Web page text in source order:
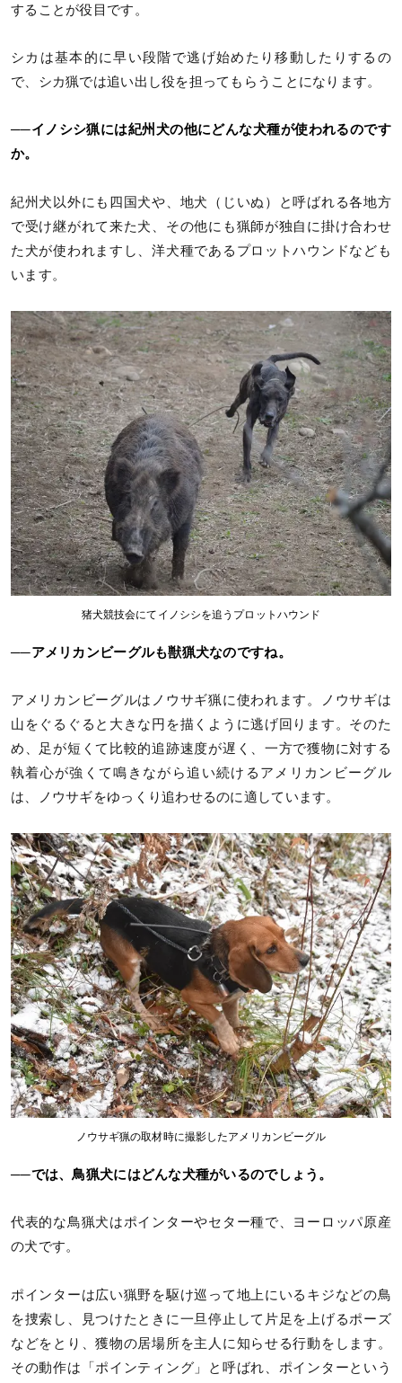
することが役目です。
シカは基本的に早い段階で逃げ始めたり移動したりするの
で、シカ猟では追い出し役を担ってもらうことになります。
──イノシシ猟には紀州犬の他にどんな犬種が使われるのです
か。
紀州犬以外にも四国犬や、地犬（じいぬ）と呼ばれる各地方
で受け継がれて来た犬、その他にも猟師が独自に掛け合わせ
た犬が使われますし、洋犬種であるプロットハウンドなども
います。
猪犬競技会にてイノシシを追うプロットハウンド
──アメリカンビーグルも獣猟犬なのですね。
アメリカンビーグルはノウサギ猟に使われます。ノウサギは
山をぐるぐると大きな円を描くように逃げ回ります。そのた
め、足が短くて比較的追跡速度が遅く、一方で獲物に対する
執着心が強くて鳴きながら追い続けるアメリカンビーグル
は、ノウサギをゆっくり追わせるのに適しています。
ノウサギ猟の取材時に撮影したアメリカンビーグル
──では、鳥猟犬にはどんな犬種がいるのでしょう。
代表的な鳥猟犬はポインターやセター種で、ヨーロッパ原産
の犬です。
ポインターは広い猟野を駆け巡って地上にいるキジなどの鳥
を捜索し、見つけたときに一旦停止して片足を上げるポーズ
などをとり、獲物の居場所を主人に知らせる行動をします。
その動作は「ポインティング」と呼ばれ、ポインターという